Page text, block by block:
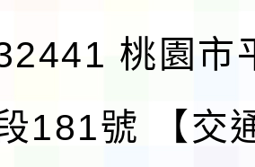
桃園市
181號
【交